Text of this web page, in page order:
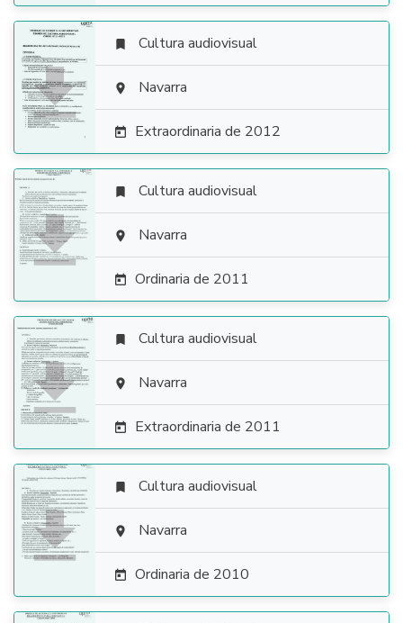

 Cultura audiovisual
 Navarra
 Extraordinaria de 2012

 Cultura audiovisual
 Navarra
 Ordinaria de 2011

 Cultura audiovisual
 Navarra
 Extraordinaria de 2011

 Cultura audiovisual
 Navarra
 Ordinaria de 2010